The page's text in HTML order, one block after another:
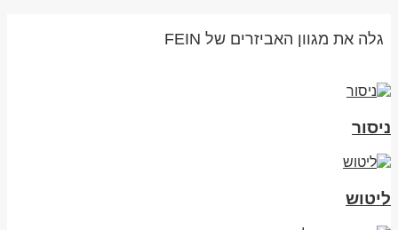
גלה את מגוון האביזרים של FEIN
ניסור
ליטוש